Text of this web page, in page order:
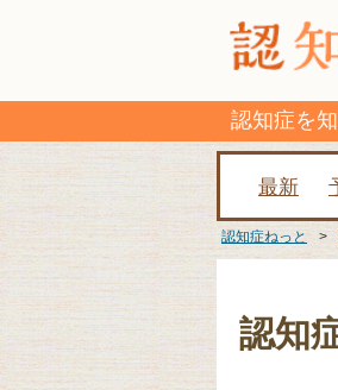
認知症を
最新
認知症ねっと >
認知